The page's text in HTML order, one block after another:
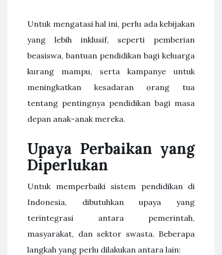
Untuk mengatasi hal ini, perlu ada kebijakan
yang lebih inklusif, seperti pemberian
beasiswa, bantuan pendidikan bagi keluarga
kurang mampu, serta kampanye untuk
meningkatkan kesadaran orang tua
tentang pentingnya pendidikan bagi masa
depan anak-anak mereka.
Upaya Perbaikan yang
Diperlukan
Untuk memperbaiki sistem pendidikan di
Indonesia, dibutuhkan upaya yang
terintegrasi antara pemerintah,
masyarakat, dan sektor swasta. Beberapa
langkah yang perlu dilakukan antara lain: